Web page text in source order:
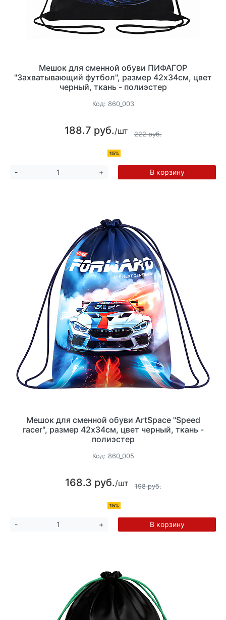
Мешок для сменной обуви ПИФАГОР
"Захватывающий футбол", размер 42х34см, цвет
черный, ткань - полиэстер
Код: 860_003
188.7 руб./шт 222 руб.
15%
- + В корзину
Мешок для сменной обуви ArtSpace "Speed
racer", размер 42х34см, цвет черный, ткань -
полиэстер
Код: 860_005
168.3 руб./шт 198 руб.
15%
- + В корзину